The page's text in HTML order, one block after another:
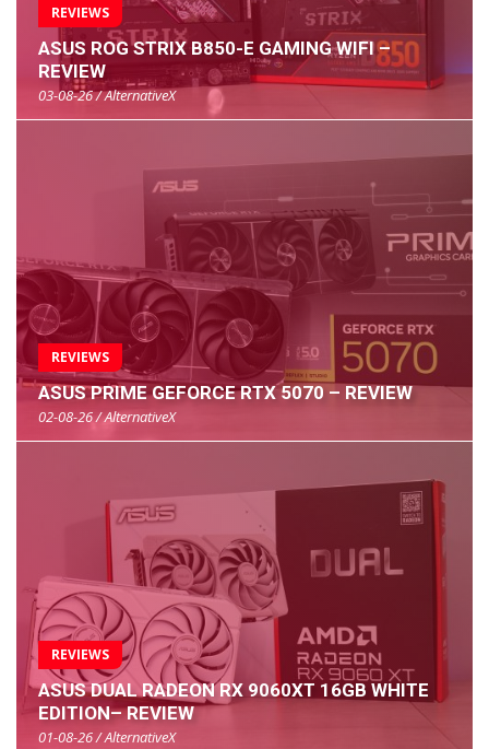
REVIEWS
ASUS ROG STRIX B850-E GAMING WIFI –
REVIEW
03-08-26 / AlternativeX
REVIEWS
ASUS PRIME GEFORCE RTX 5070 – REVIEW
02-08-26 / AlternativeX
REVIEWS
ASUS DUAL RADEON RX 9060XT 16GB WHITE
EDITION– REVIEW
01-08-26 / AlternativeX